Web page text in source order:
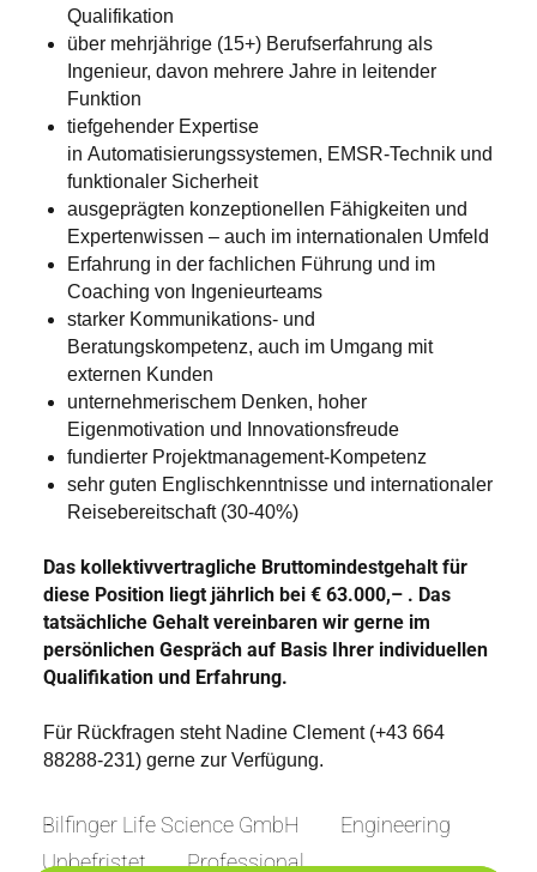
Qualifikation
über mehrjährige (15+) Berufserfahrung als
Ingenieur, davon mehrere Jahre in leitender
Funktion
tiefgehender Expertise
in Automatisierungssystemen, EMSR-Technik und
funktionaler Sicherheit
ausgeprägten konzeptionellen Fähigkeiten und
Expertenwissen – auch im internationalen Umfeld
Erfahrung in der fachlichen Führung und im
Coaching von Ingenieurteams
starker Kommunikations- und
Beratungskompetenz, auch im Umgang mit
externen Kunden
unternehmerischem Denken, hoher
Eigenmotivation und Innovationsfreude
fundierter Projektmanagement-Kompetenz
sehr guten Englischkenntnisse und internationaler
Reisebereitschaft (30-40%)
Das kollektivvertragliche Bruttomindestgehalt für
diese Position liegt jährlich bei € 63.000,– . Das
tatsächliche Gehalt vereinbaren wir gerne im
persönlichen Gespräch auf Basis Ihrer individuellen
Qualifikation und Erfahrung.
Für Rückfragen steht Nadine Clement (+43 664
88288-231) gerne zur Verfügung.
Bilfinger Life Science GmbH
Engineering
Unbefristet
Professional